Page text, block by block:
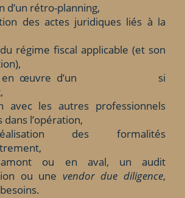
d’un rétro-planning,
des actes juridiques liés à la
régime fiscal applicable (et son
œuvre d’un
si
avec les autres professionnels
l’opération,
des formalités
ou en aval, un audit
ou une vendor due diligence,